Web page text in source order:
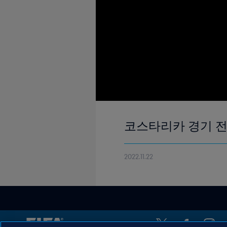
코스타리카 경기 전
2022.11.22